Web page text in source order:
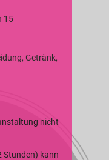
15
Getränk,
nicht
Stunden) kann